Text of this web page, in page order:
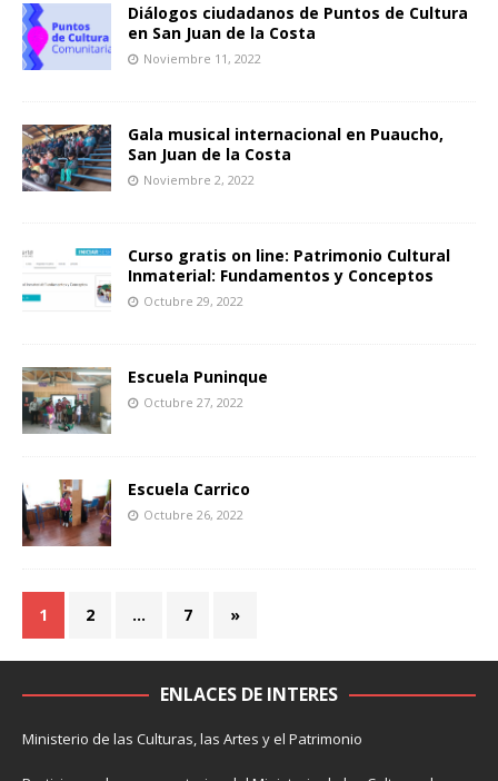
Diálogos ciudadanos de Puntos de Cultura
en San Juan de la Costa
Noviembre 11, 2022
Gala musical internacional en Puaucho,
San Juan de la Costa
Noviembre 2, 2022
Curso gratis on line: Patrimonio Cultural
Inmaterial: Fundamentos y Conceptos
Octubre 29, 2022
Escuela Puninque
Octubre 27, 2022
Escuela Carrico
Octubre 26, 2022
1 2 … 7 »
ENLACES DE INTERES
Ministerio de las Culturas, las Artes y el Patrimonio